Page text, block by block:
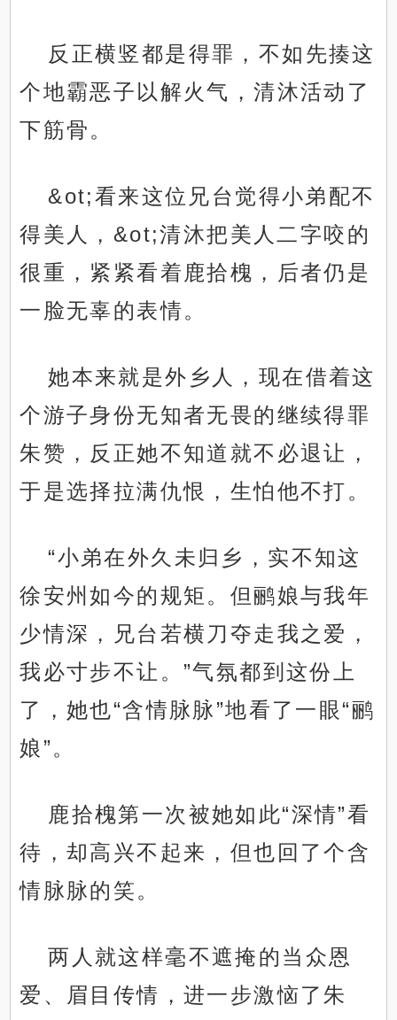
反正横竖都是得罪，不如先揍这
个地霸恶子以解火气，清沐活动了
下筋骨。
&ot;看来这位兄台觉得小弟配不
得美人，&ot;清沐把美人二字咬的
很重，紧紧看着鹿拾槐，后者仍是
一脸无辜的表情。
她本来就是外乡人，现在借着这
个游子身份无知者无畏的继续得罪
朱赞，反正她不知道就不必退让，
于是选择拉满仇恨，生怕他不打。
“小弟在外久未归乡，实不知这
徐安州如今的规矩。但鹂娘与我年
少情深，兄台若横刀夺走我之爱，
我必寸步不让。”气氛都到这份上
了，她也“含情脉脉”地看了一眼“鹂
娘”。
鹿拾槐第一次被她如此“深情”看
待，却高兴不起来，但也回了个含
情脉脉的笑。
两人就这样毫不遮掩的当众恩
爱、眉目传情，进一步激恼了朱